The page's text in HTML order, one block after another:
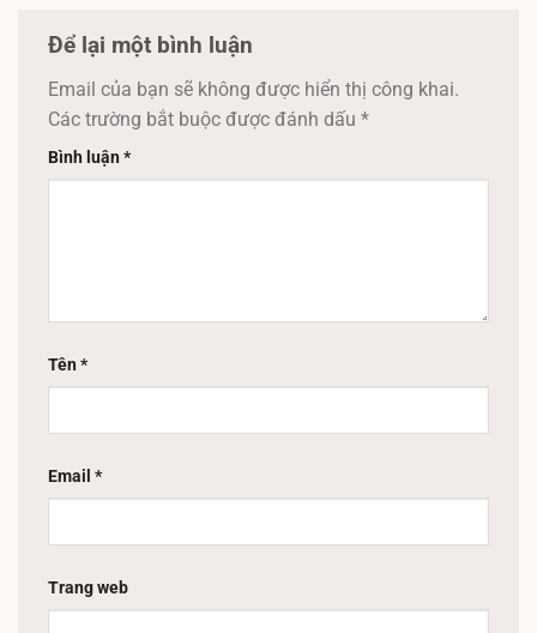
Để lại một bình luận
Email của bạn sẽ không được hiển thị công khai.
Các trường bắt buộc được đánh dấu *
Bình luận*
Tên*
Email *
Trang web